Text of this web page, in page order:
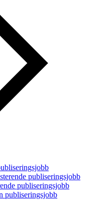
publiseringsjobb
publiseringsjobb
publiseringsjobb